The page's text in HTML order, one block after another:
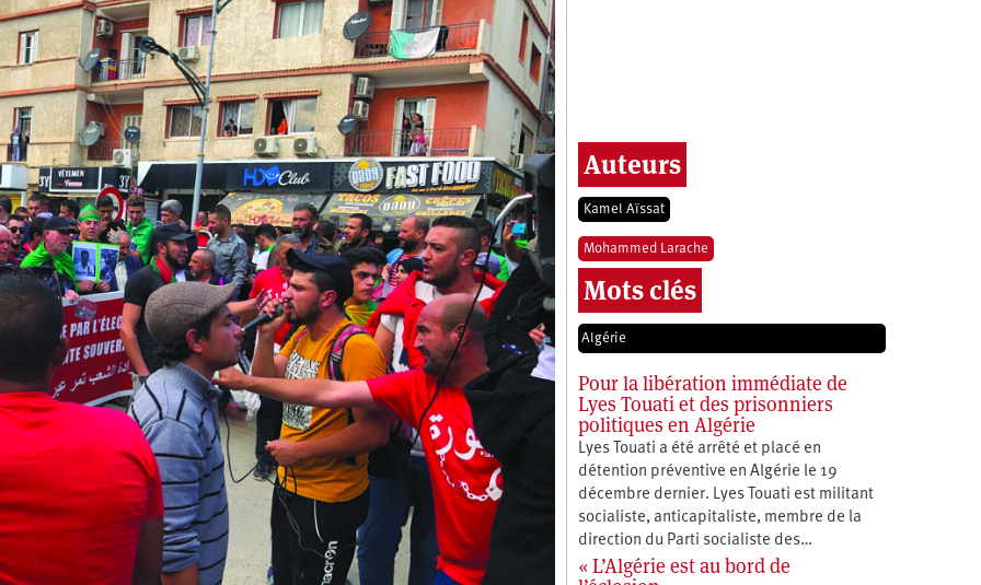
Musique
Auteurs
Kamel Aïssat
Mohammed Larache
Mots clés
Algérie
Pour la libération immédiate de
Lyes Touati et des prisonniers
politiques en Algérie
Lyes Touati a été arrêté et placé en
détention préventive en Algérie le 19
décembre dernier. Lyes Touati est militant
socialiste, anticapitaliste, membre de la
direction du Parti socialiste des…
« L’Algérie est au bord de